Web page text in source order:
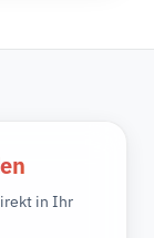
in Ihr